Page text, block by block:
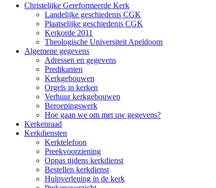
Christelijke Gereformeerde Kerk
Landelijke geschiedenis CGK
Plaatselijke geschiedenis CGK
Kerkorde 2011
Theologische Universiteit Apeldoorn
Algemene gegevens
Adressen en gegevens
Predikanten
Kerkgebouwen
Orgels in kerken
Verhuur kerkgebouwen
Beroepingswerk
Hoe gaan we om met uw gegevens?
Kerkenraad
Kerkdiensten
Kerktelefoon
Preekvoorziening
Oppas tijdens kerkdienst
Bestellen kerkdienst
Hulpverlening in de kerk